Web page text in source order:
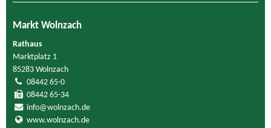
Markt Wolnzach
Rathaus
Marktplatz 1
85283 Wolnzach
08442 65-0
08442 65-34
info@wolnzach.de
www.wolnzach.de